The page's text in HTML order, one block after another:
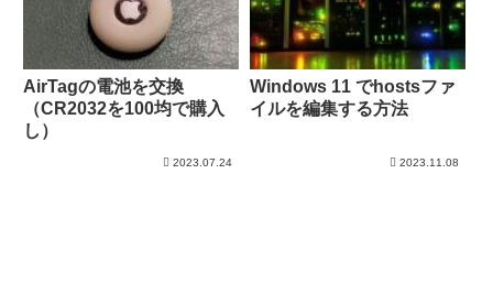
AirTagの電池を交換
（CR2032を100均で購入
し）
2023.07.24
Windows 11 でhostsファ
イルを編集する方法
2023.11.08